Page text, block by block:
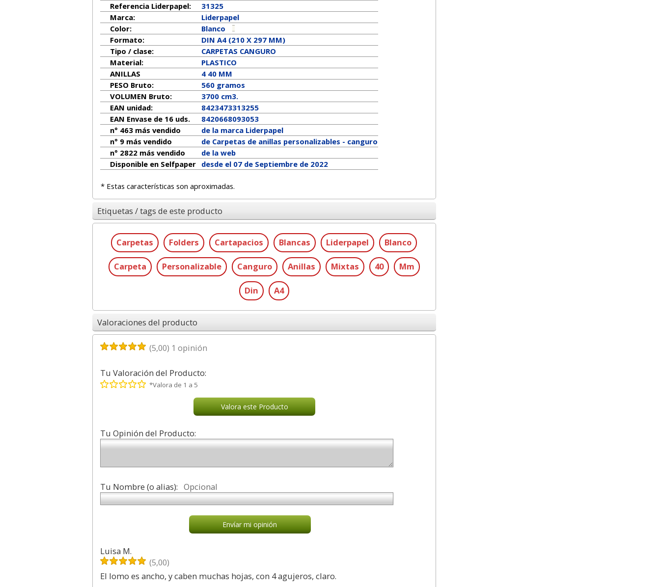
Referencia Liderpapel:
31325
Marca:
Liderpapel
Color:
Blanco
Formato:
DIN A4 (210 X 297 MM)
Tipo / clase:
CARPETAS CANGURO
Material:
PLASTICO
ANILLAS
4 40 MM
PESO Bruto:
560 gramos
VOLUMEN Bruto:
3700 cm3.
EAN unidad:
8423473313255
EAN Envase de 16 uds.
8420668093053
n° 463 más vendido
de la marca Liderpapel
n° 9 más vendido
de Carpetas de anillas personalizables - canguro
n° 2822 más vendido
de la web
Disponible en Selfpaper
desde el 07 de Septiembre de 2022
* Estas características son aproximadas.
Etiquetas / tags de este producto
Carpetas Folders Cartapacios Blancas Liderpapel Blanco
Carpeta Personalizable Canguro Anillas Mixtas 40 Mm
Din A4
Valoraciones del producto
(5,00) 1 opinión
Tu Valoración del Producto:
*Valora de 1 a 5
Valora este Producto
Tu Opinión del Producto:
Tu Nombre (o alias): Opcional
Envíar mi opinión
Luisa M.
(5,00)
El lomo es ancho, y caben muchas hojas, con 4 agujeros, claro.